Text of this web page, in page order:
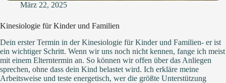
März 22, 2025
Kinesiologie für Kinder und Familien
Dein erster Termin in der Kinesiologie für Kinder und Familien- er ist
ein wichtiger Schritt. Wenn wir uns noch nicht kennen, fange ich meist
mit einem Elterntermin an. So können wir offen über das Anliegen
sprechen, ohne dass dein Kind belastet wird. Ich erkläre meine
Arbeitsweise und teste energetisch, wer die größte Unterstützung